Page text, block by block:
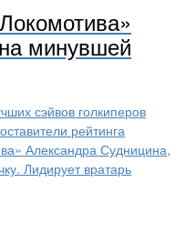
минувшей
сэйвов голкиперов
рейтинга
Александра Судницина,
Лидирует вратарь